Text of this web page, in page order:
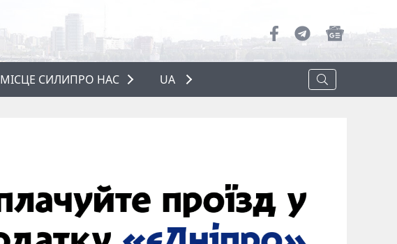
МІСЦЕ СИЛИПРО НАС
ПРО НАС
UA